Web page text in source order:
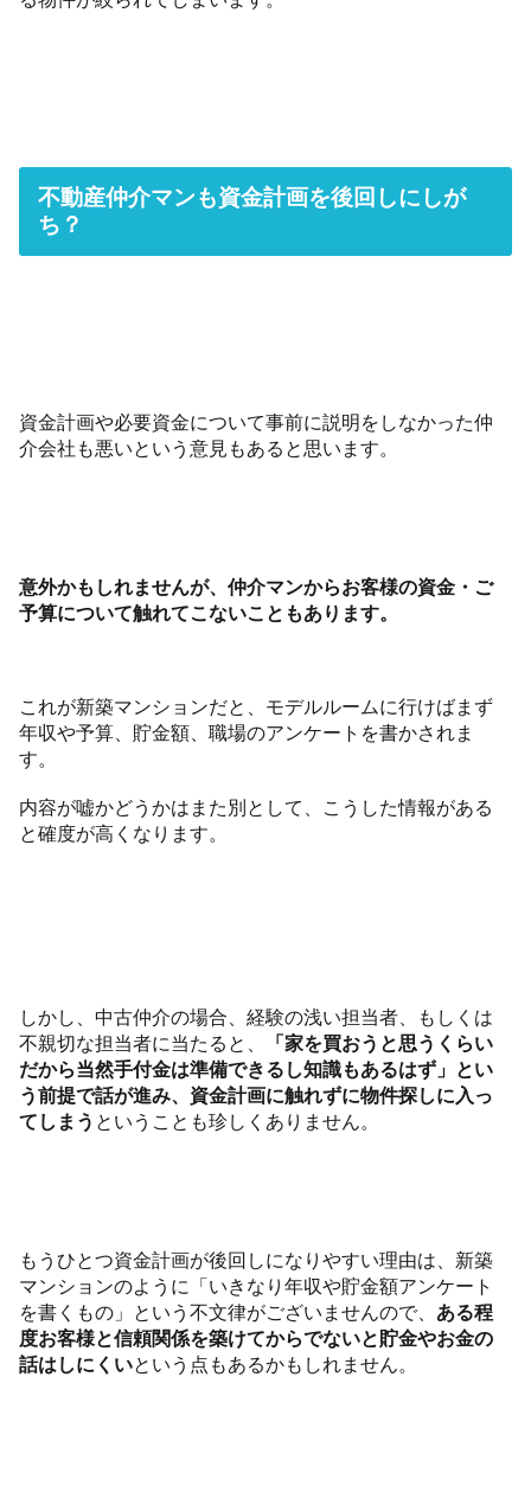
不動産仲介マンも資金計画を後回しにしが
ち？
資金計画や必要資金について事前に説明をしなかった仲
介会社も悪いという意見もあると思います。
意外かもしれませんが、仲介マンからお客様の資金・ご
予算について触れてこないこともあります。
これが新築マンションだと、モデルルームに行けばまず
年収や予算、貯金額、職場のアンケートを書かされま
す。
内容が嘘かどうかはまた別として、こうした情報がある
と確度が高くなります。
しかし、中古仲介の場合、経験の浅い担当者、もしくは
不親切な担当者に当たると、
「家を買おうと思うくらい
だから当然手付金は準備できるし知識もあるはず」とい
う前提で話が進み、資金計画に触れずに物件探しに入っ
てしまう ということも珍しくありません。
もうひとつ資金計画が後回しになりやすい理由は、新築
マンションのように「いきなり年収や貯金額アンケート
を書くもの」という不文律がございませんので、 ある程
度お客様と信頼関係を築けてからでないと貯金やお金の
話はしにくいという点もあるかもしれません。